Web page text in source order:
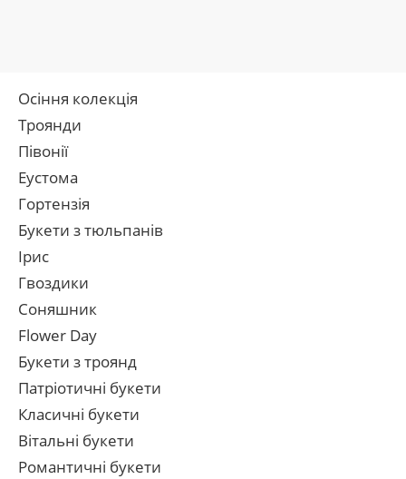
Осіння колекція
Троянди
Півонії
Еустома
Гортензія
Букети з тюльпанів
Ірис
Гвоздики
Соняшник
Flower Day
Букети з троянд
Патріотичні букети
Класичні букети
Вітальні букети
Романтичні букети